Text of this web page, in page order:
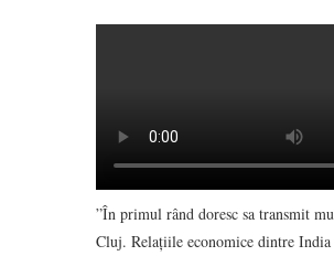
”În primul rând doresc sa transmit
Cluj. Relațiile economice dintre India